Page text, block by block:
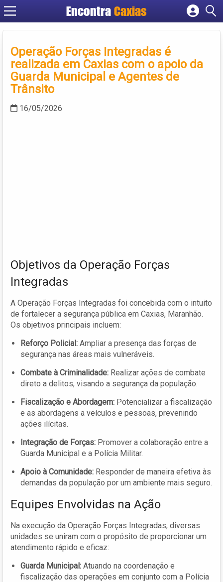
EncontraCaxias
Cadastrar empresa
Criar conta
Operação Forças Integradas é
realizada em Caxias com o apoio da
Guarda Municipal e Agentes de
Trânsito
16/05/2026
Objetivos da Operação Forças
Integradas
A Operação Forças Integradas foi concebida com o intuito
de fortalecer a segurança pública em Caxias, Maranhão.
Os objetivos principais incluem:
Reforço Policial: Ampliar a presença das forças de
segurança nas áreas mais vulneráveis.
Combate à Criminalidade: Realizar ações de combate
direto a delitos, visando a segurança da população.
Fiscalização e Abordagem: Potencializar a fiscalização
e as abordagens a veículos e pessoas, prevenindo
ações ilícitas.
Integração de Forças: Promover a colaboração entre a
Guarda Municipal e a Polícia Militar.
Apoio à Comunidade: Responder de maneira efetiva às
demandas da população por um ambiente mais seguro.
Equipes Envolvidas na Ação
Na execução da Operação Forças Integradas, diversas
unidades se uniram com o propósito de proporcionar um
atendimento rápido e eficaz:
Guarda Municipal: Atuando na coordenação e
fiscalização das operações em conjunto com a Polícia